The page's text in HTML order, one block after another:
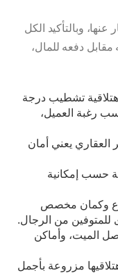
وبالتأكيد الكل
دفعه للمال،
تشطيب درجة
رغبة العميل،
العقاري يعني أمان
حسب إمكانية
وكمان مخصص
للمتوفين من الرجال.
الميت، وأماكن
مزروعة بأجمل